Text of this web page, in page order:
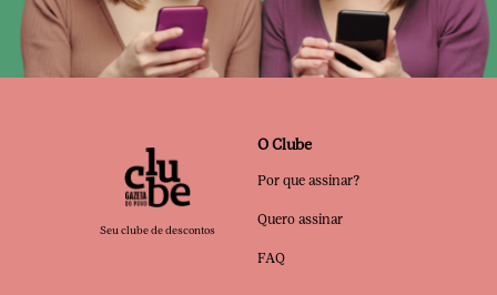
Seu clube de descontos
O Clube
Por que assinar?
Quero assinar
FAQ